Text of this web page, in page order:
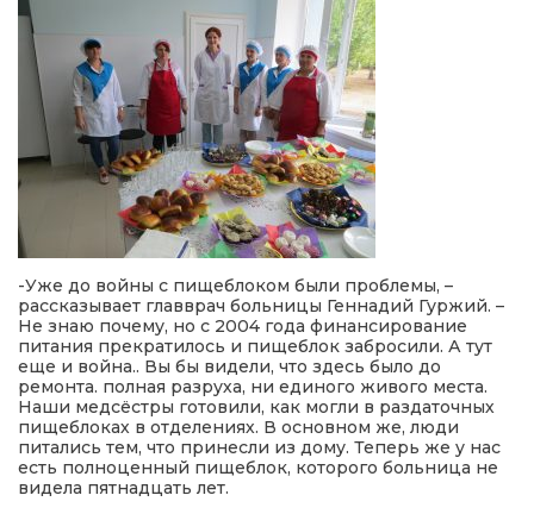
-Уже до войны с пищеблоком были проблемы, –
рассказывает главврач больницы Геннадий Гуржий. –
Не знаю почему, но с 2004 года финансирование
питания прекратилось и пищеблок забросили. А тут
еще и война.. Вы бы видели, что здесь было до
ремонта. полная разруха, ни единого живого места.
Наши медсёстры готовили, как могли в раздаточных
пищеблоках в отделениях. В основном же, люди
питались тем, что принесли из дому. Теперь же у нас
есть полноценный пищеблок, которого больница не
видела пятнадцать лет.